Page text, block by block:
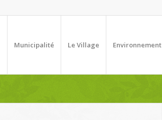
Municipalité Le Village Environnement